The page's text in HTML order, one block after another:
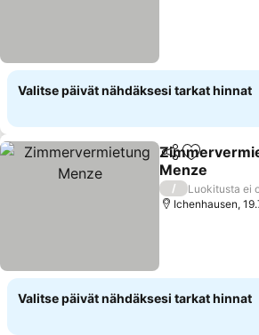
Valitse päivät nähdäksesi tarkat hinnat
Jaa Lisää
Menze
Katso hinnat
/
Luokitusta ei
Ichenhausen,
Valitse päivät nähdäksesi tarkat hinnat